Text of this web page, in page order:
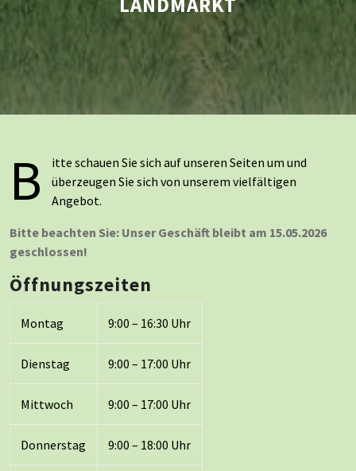
B
itte schauen Sie sich auf unseren Seiten um und
überzeugen Sie sich von unserem vielfältigen
Angebot.
Bitte beachten Sie: Unser Geschäft bleibt am 15.05.2026
geschlossen!
Öffnungszeiten
Montag 9:00 – 16:30 Uhr
Dienstag 9:00 – 17:00 Uhr
Mittwoch 9:00 – 17:00 Uhr
Donnerstag 9:00 – 18:00 Uhr